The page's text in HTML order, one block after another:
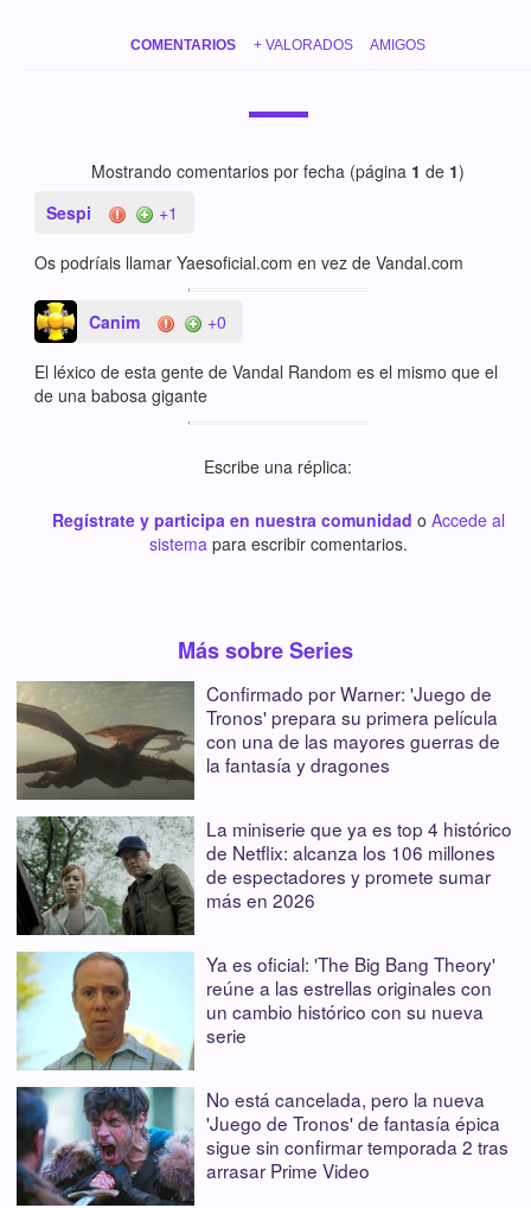
COMENTARIOS + VALORADOS AMIGOS
Mostrando comentarios por fecha (página 1 de 1)
Sespi
+1
Os podríais llamar Yaesoficial.com en vez de Vandal.com
Canim +0
El léxico de esta gente de Vandal Random es el mismo que el
de una babosa gigante
Escribe una réplica:
Regístrate y participa en nuestra comunidad o Accede al
sistema para escribir comentarios.
Más sobre Series
Confirmado por Warner: 'Juego de
Tronos' prepara su primera película
con una de las mayores guerras de
la fantasía y dragones
La miniserie que ya es top 4 histórico
de Netflix: alcanza los 106 millones
de espectadores y promete sumar
más en 2026
Ya es oficial: 'The Big Bang Theory'
reúne a las estrellas originales con
un cambio histórico con su nueva
serie
No está cancelada, pero la nueva
'Juego de Tronos' de fantasía épica
sigue sin confirmar temporada 2 tras
arrasar Prime Video